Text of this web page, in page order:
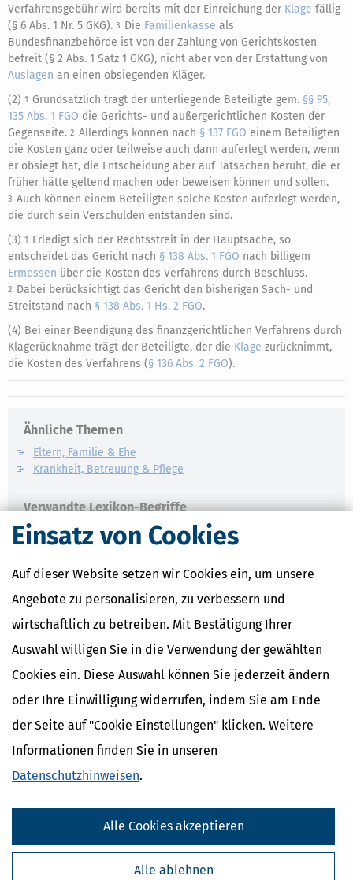
Einsatz von Cookies
Auf dieser Website setzen wir Cookies ein, um unsere
Angebote zu personalisieren, zu verbessern und
wirtschaftlich zu betreiben. Mit Bestätigung Ihrer
Auswahl willigen Sie in die Verwendung der gewählten
Cookies ein. Diese Auswahl können Sie jederzeit ändern
oder Ihre Einwilligung widerrufen, indem Sie am Ende
der Seite auf "Cookie Einstellungen" klicken. Weitere
Informationen finden Sie in unseren
Datenschutzhinweisen.
Alle ablehnen
Alle Cookies akzeptieren
Verfahrensgebühr wird bereits mit der Einreichung der Klage fällig
(§ 6 Abs. 1 Nr. 5 GKG). 3 Die Familienkasse als
Bundesfinanzbehörde ist von der Zahlung von Gerichtskosten
befreit (§ 2 Abs. 1 Satz 1 GKG), nicht aber von der Erstattung von
Auslagen an einen obsiegenden Kläger.
(2) 1 Grundsätzlich trägt der unterliegende Beteiligte gem. §§ 95,
135 Abs. 1 FGO die Gerichts- und außergerichtlichen Kosten der
Gegenseite. 2 Allerdings können nach § 137 FGO einem Beteiligten
die Kosten ganz oder teilweise auch dann auferlegt werden, wenn
er obsiegt hat, die Entscheidung aber auf Tatsachen beruht, die er
früher hätte geltend machen oder beweisen können und sollen.
3 Auch können einem Beteiligten solche Kosten auferlegt werden,
die durch sein Verschulden entstanden sind.
(3) 1 Erledigt sich der Rechtsstreit in der Hauptsache, so
entscheidet das Gericht nach § 138 Abs. 1 FGO nach billigem
Ermessen über die Kosten des Verfahrens durch Beschluss.
2 Dabei berücksichtigt das Gericht den bisherigen Sach- und
Streitstand nach § 138 Abs. 1 Hs. 2 FGO.
(4) Bei einer Beendigung des finanzgerichtlichen Verfahrens durch
Klagerücknahme trägt der Beteiligte, der die Klage zurücknimmt,
die Kosten des Verfahrens (§ 136 Abs. 2 FGO).
Ähnliche Themen
Eltern, Familie & Ehe
Krankheit, Betreuung & Pflege
Verwandte Lexikon-Begriffe
Care Arbeit
ElterngeldPlus
Kindesunterhalt
Auslandskinder
Kostenlose Steuertipps & News